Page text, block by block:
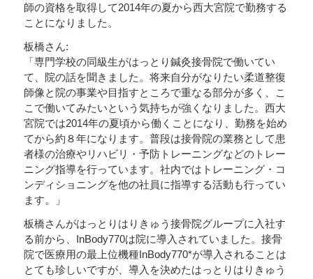
師の資格を取得して2014年の夏から西大宮院で勤務する
ことになりました。
板橋さん:
「専門学校の同級生がはっとり鍼灸接骨院で働いてい
て、院の話を聞きました。将来自分がなりたい柔道整復
師像と院の事業や目指すところで重なる部分が多く、こ
こで働いてみたいという気持ちが強くなりました。西大
宮院では2014年の夏頃から働くことになり、勤務を始め
てから約８年になります。普段は接骨院の業務として患
者様の治療やリハビリ・予防トレーニングなどのトレー
ニング指導を行っています。社内ではトレーニング・コ
ンディショニングを他の社員に指導する活動も行ってい
ます。」
板橋さんがはっとりはりきゅう接骨院グループに入社す
る前から、InBody770は院に導入されていました。接骨
院で医療用の最上位機種InBody770*が導入されることは
とても珍しいですが、導入を決めたはっとりはりきゅう